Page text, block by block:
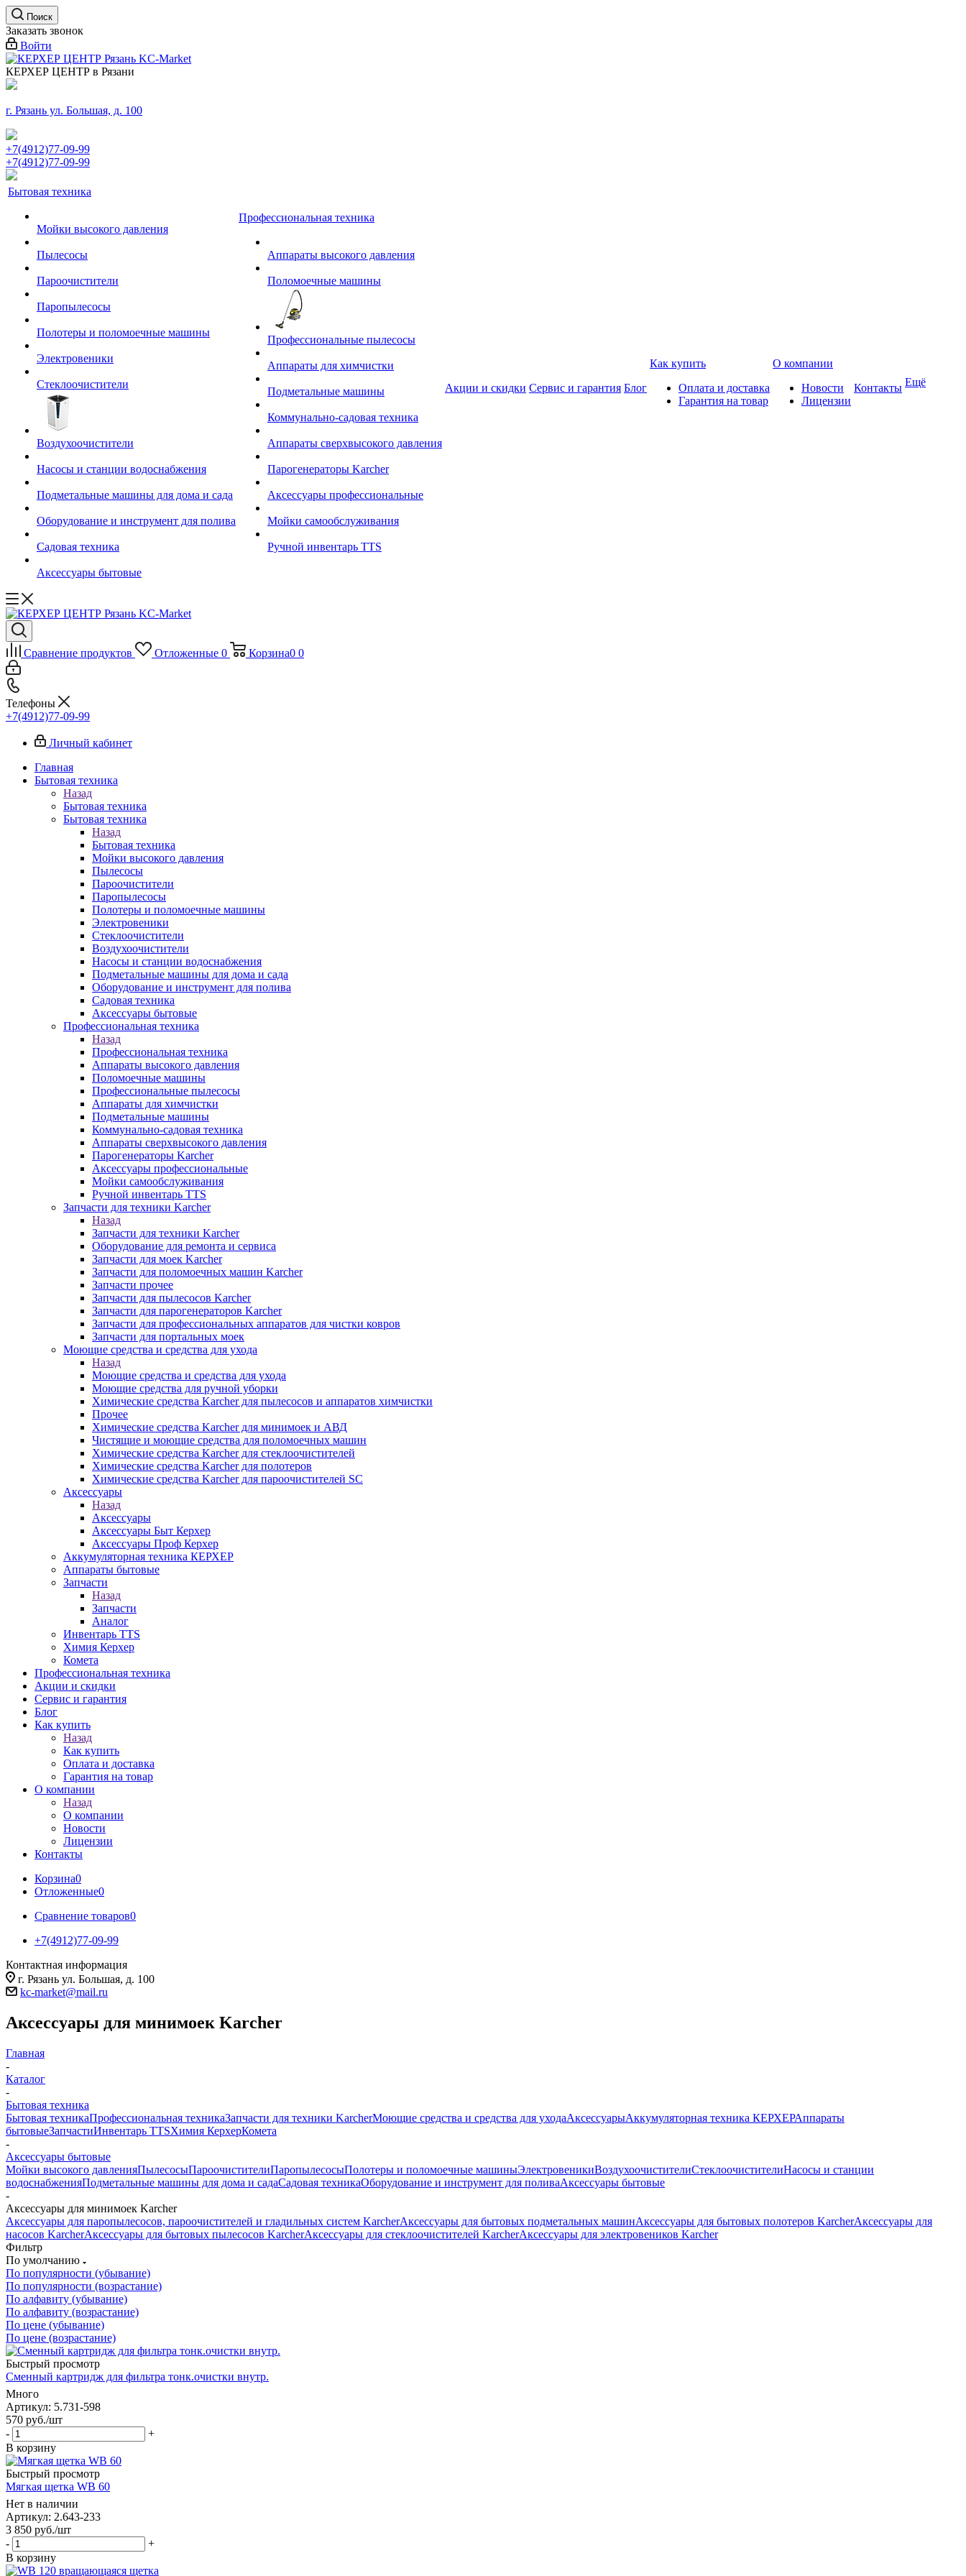
Поиск
Заказать звонок
Войти
КЕРХЕР ЦЕНТР в Рязани
г. Рязань ул. Большая, д. 100
+7(4912)77-09-99
+7(4912)77-09-99
Бытовая техника
Мойки высокого давления
Пылесосы
Пароочистители
Паропылесосы
Полотеры и поломоечные машины
Электровеники
Стеклоочистители
Воздухоочистители
Насосы и станции водоснабжения
Подметальные машины для дома и сада
Оборудование и инструмент для полива
Садовая техника
Аксессуары бытовые
Профессиональная техника
Аппараты высокого давления
Поломоечные машины
Профессиональные пылесосы
Аппараты для химчистки
Подметальные машины
Коммунально-садовая техника
Аппараты сверхвысокого давления
Парогенераторы Karcher
Аксессуары профессиональные
Мойки самообслуживания
Ручной инвентарь TTS
Акции и скидки Сервис и гарантия Блог
Как купить
Оплата и доставка
Гарантия на товар
О компании
Новости
Лицензии
Контакты Ещё
Сравнение продуктов Отложенные 0 Корзина0 0
Телефоны
+7(4912)77-09-99
Личный кабинет
Главная
Бытовая техника
Назад
Бытовая техника
Бытовая техника
Назад
Бытовая техника
Мойки высокого давления
Пылесосы
Пароочистители
Паропылесосы
Полотеры и поломоечные машины
Электровеники
Стеклоочистители
Воздухоочистители
Насосы и станции водоснабжения
Подметальные машины для дома и сада
Оборудование и инструмент для полива
Садовая техника
Аксессуары бытовые
Профессиональная техника
Назад
Профессиональная техника
Аппараты высокого давления
Поломоечные машины
Профессиональные пылесосы
Аппараты для химчистки
Подметальные машины
Коммунально-садовая техника
Аппараты сверхвысокого давления
Парогенераторы Karcher
Аксессуары профессиональные
Мойки самообслуживания
Ручной инвентарь TTS
Запчасти для техники Karcher
Назад
Запчасти для техники Karcher
Оборудование для ремонта и сервиса
Запчасти для моек Karcher
Запчасти для поломоечных машин Karcher
Запчасти прочее
Запчасти для пылесосов Karcher
Запчасти для парогенераторов Karcher
Запчасти для профессиональных аппаратов для чистки ковров
Запчасти для портальных моек
Моющие средства и средства для ухода
Назад
Моющие средства и средства для ухода
Моющие средства для ручной уборки
Химические средства Karcher для пылесосов и аппаратов химчистки
Прочее
Химические средства Karcher для минимоек и АВД
Чистящие и моющие средства для поломоечных машин
Химические средства Karcher для стеклоочистителей
Химические средства Karcher для полотеров
Химические средства Karcher для пароочистителей SC
Аксессуары
Назад
Аксессуары
Аксессуары Быт Керхер
Аксессуары Проф Керхер
Аккумуляторная техника КЕРХЕР
Аппараты бытовые
Запчасти
Назад
Запчасти
Аналог
Инвентарь TTS
Химия Керхер
Комета
Профессиональная техника
Акции и скидки
Сервис и гарантия
Блог
Как купить
Назад
Как купить
Оплата и доставка
Гарантия на товар
О компании
Назад
О компании
Новости
Лицензии
Контакты
Корзина0
Отложенные0
Сравнение товаров0
+7(4912)77-09-99
Контактная информация
г. Рязань ул. Большая, д. 100
kc-market@mail.ru
Аксессуары для минимоек Karcher
Главная
-
Каталог
-
Бытовая техника
Бытовая техникаПрофессиональная техникаЗапчасти для техники KarcherМоющие средства и средства для уходаАксессуарыАккумуляторная техника КЕРХЕРАппараты
бытовыеЗапчастиИнвентарь TTSХимия КерхерКомета
-
Аксессуары бытовые
Мойки высокого давленияПылесосыПароочистителиПаропылесосыПолотеры и поломоечные машиныЭлектровеникиВоздухоочистителиСтеклоочистителиНасосы и станции
водоснабженияПодметальные машины для дома и садаСадовая техникаОборудование и инструмент для поливаАксессуары бытовые
-
Аксессуары для минимоек Karcher
Аксессуары для паропылесосов, пароочистителей и гладильных систем KarcherАксессуары для бытовых подметальных машинАксессуары для бытовых полотеров KarcherАксессуары для
насосов KarcherАксессуары для бытовых пылесосов KarcherАксессуары для стеклоочистителей KarcherАксессуары для электровеников Karcher
Фильтр
По умолчанию
По популярности (убывание)
По популярности (возрастание)
По алфавиту (убывание)
По алфавиту (возрастание)
По цене (убывание)
По цене (возрастание)
Быстрый просмотр
Сменный картридж для фильтра тонк.очистки внутр.
Много
Артикул: 5.731-598
570 руб./шт
-
+
В корзину
Быстрый просмотр
Мягкая щетка WB 60
Нет в наличии
Артикул: 2.643-233
3 850 руб./шт
-
+
В корзину